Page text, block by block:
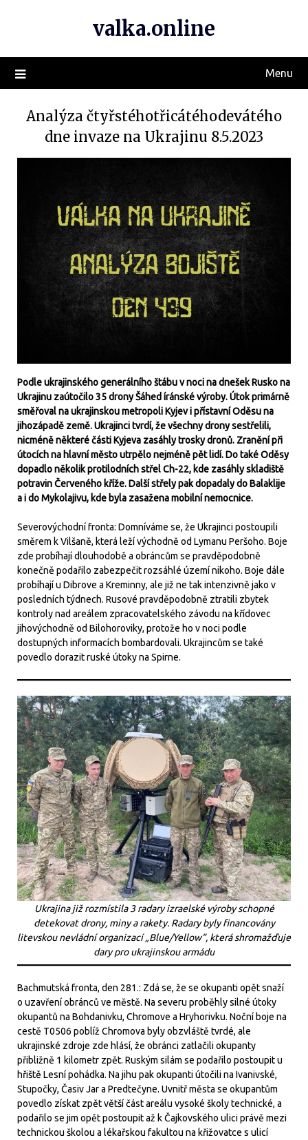
valka.online
Menu
Analýza čtyřstéhotřicátéhodevátého
dne invaze na Ukrajinu 8.5.2023
Podle ukrajinského generálního štábu v noci na dnešek Rusko na
Ukrajinu zaútočilo 35 drony Šáhed íránské výroby. Útok primárně
směřoval na ukrajinskou metropoli Kyjev i přístavní Oděsu na
jihozápadě země. Ukrajinci tvrdí, že všechny drony sestřelili,
nicméně některé části Kyjeva zasáhly trosky dronů. Zranění při
útocích na hlavní město utrpělo nejméně pět lidí. Do také Oděsy
dopadlo několik protilodních střel Ch-22, kde zasáhly skladiště
potravin Červeného kříže. Další střely pak dopadaly do Balaklije
a i do Mykolajivu, kde byla zasažena mobilní nemocnice.
Severovýchodní fronta: Domníváme se, že Ukrajinci postoupili
směrem k Vilšaně, která leží východně od Lymanu Peršoho. Boje
zde probíhají dlouhodobě a obráncům se pravděpodobně
konečně podařilo zabezpečit rozsáhlé území nikoho. Boje dále
probíhají u Dibrove a Kreminny, ale již ne tak intenzivně jako v
posledních týdnech. Rusové pravděpodobně ztratili zbytek
kontroly nad areálem zpracovatelského závodu na křídovec
jihovýchodně od Bilohoroviky, protože ho v noci podle
dostupných informacích bombardovali. Ukrajincům se také
povedlo dorazit ruské útoky na Spirne.
Ukrajina již rozmístila 3 radary izraelské výroby schopné
detekovat drony, miny a rakety. Radary byly financovány
litevskou nevládní organizací „Blue/Yellow“, která shromažďuje
dary pro ukrajinskou armádu
Bachmutská fronta, den 281.: Zdá se, že se okupanti opět snaží
o uzavření obránců ve městě. Na severu proběhly silné útoky
okupantů na Bohdanivku, Chromove a Hryhorivku. Noční boje na
cestě T0506 poblíž Chromova byly obzvláště tvrdé, ale
ukrajinské zdroje zde hlásí, že obránci zatlačili okupanty
přibližně 1 kilometr zpět. Ruským silám se podařilo postoupit u
hřiště Lesní pohádka. Na jihu pak okupanti útočili na Ivanivské,
Stupočky, Časiv Jar a Predtečyne. Uvnitř města se okupantům
povedlo získat zpět větší část areálu vysoké školy technické, a
podařilo se jim opět postoupit až k Čajkovského ulici právě mezi
technickou školou a lékařskou fakultou na křižovatce s ulicí